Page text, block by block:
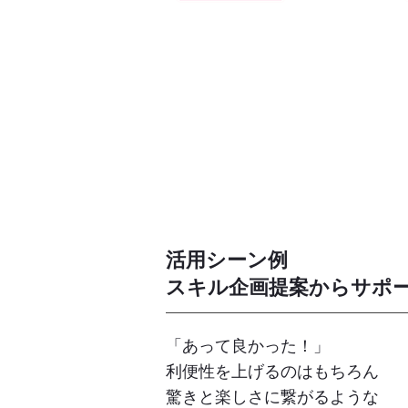
​活用シーン例
スキル企画提案からサポ
「あって良かった！」
利便性を上げるのはもちろん
驚きと楽しさに繋がるような